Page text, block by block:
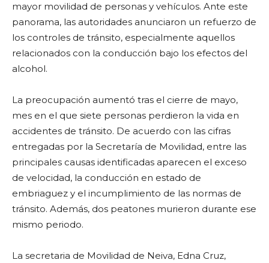
mayor movilidad de personas y vehículos. Ante este
panorama, las autoridades anunciaron un refuerzo de
los controles de tránsito, especialmente aquellos
relacionados con la conducción bajo los efectos del
alcohol.
La preocupación aumentó tras el cierre de mayo,
mes en el que siete personas perdieron la vida en
accidentes de tránsito. De acuerdo con las cifras
entregadas por la Secretaría de Movilidad, entre las
principales causas identificadas aparecen el exceso
de velocidad, la conducción en estado de
embriaguez y el incumplimiento de las normas de
tránsito. Además, dos peatones murieron durante ese
mismo periodo.
La secretaria de Movilidad de Neiva, Edna Cruz,